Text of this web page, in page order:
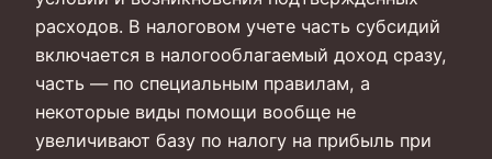
расходов. В налоговом учете часть субсидий
включается в налогооблагаемый доход сразу,
часть — по специальным правилам, а
некоторые виды помощи вообще не
увеличивают базу по налогу на прибыль при